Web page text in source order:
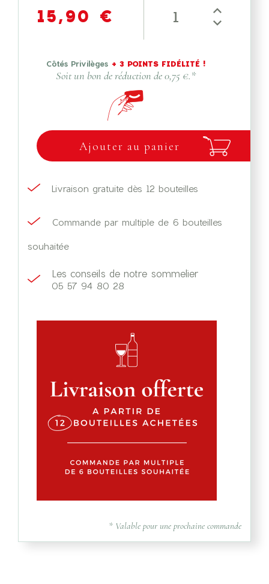
15,90 €
Côtés Privilèges + 3 POINTS FIDÉLITÉ !
Soit un bon de réduction de0,75 €.*
Ajouter au panier
Livraison gratuite dès 12 bouteilles
Commande par multiple de 6 bouteilles
souhaitée
Les conseils de notre sommelier
05 57 94 80 28
* Valable pour une prochaine commande